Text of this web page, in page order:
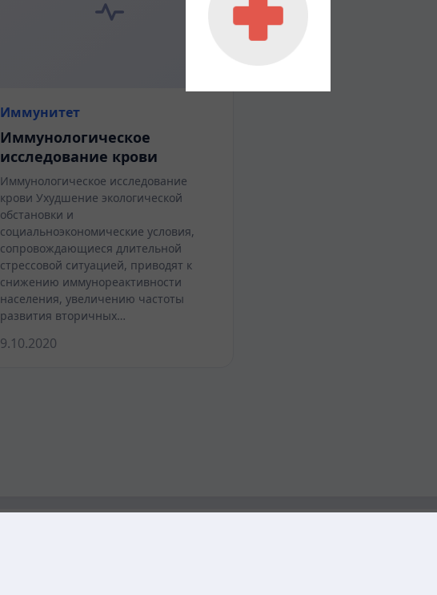
Иммунитет
Иммунологическое
исследование крови
Иммунологическое исследование
крови Ухудшение экологической
обстановки и
социальноэкономические условия,
сопровождающиеся длительной
стрессовой ситуацией, приводят к
снижению иммунореактивности
населения, увеличению частоты
развития вторичных…
9.10.2020